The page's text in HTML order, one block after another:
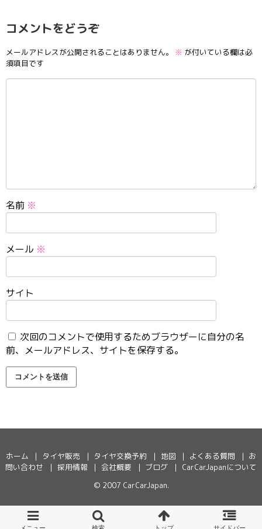
コメントをどうぞ
メールアドレスが公開されることはありません。 ※ が付いている欄は必
須項目です
名前 ※
メール ※
サイト
次回のコメントで使用するためブラウザーに自分の名
前、メールアドレス、サイトを保存する。
ホーム タイヤ販売 タイヤ交換予約 地図 よくある質問
お
問い合わせ
採用情報 会社概要 ブログ
CarCarJapanについて
© 2007 CarCarJapan.